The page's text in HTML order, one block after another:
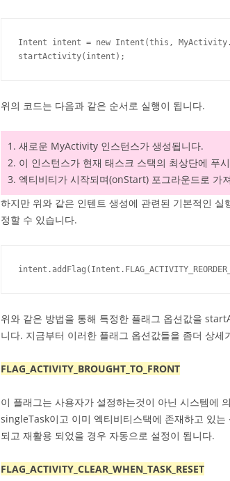
Intent intent = new Intent(this,
startActivity(intent);
위의 코드는 다음과 같은 순서로 실행이 됩니다.
1. 새로운 MyActivity 인스턴스가 생성됩니다.
2. 이 인스턴스가 현재 태스크 스택의 최상단에 푸
3. 엑티비티가 시작되며(onStart) 포그라운드로 가
하지만 위와 같은 인텐트 생성에 관련된 기본적인
정할 수 있습니다.
위와 같은 방법을 통해 특정한 플래그 옵션값을
니다. 지금부터 이러한 플래그 옵션값들을 좀더 상세
FLAG_ACTIVITY_BROUGHT_TO_FRONT
이 플래그는 사용자가 설정하는것이 아닌 시스템에
singleTask이고 이미 엑티비티스택에 존재하고 있
되고 재활용 되었을 경우 자동으로 설정이 됩니다.
FLAG_ACTIVITY_CLEAR_WHEN_TASK_RESET